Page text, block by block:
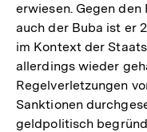
erwiesen. Gegen
auch der Buba ist er
im Kontext der
allerdings wieder
Regelverletzungen
Sanktionen
geldpolitisch